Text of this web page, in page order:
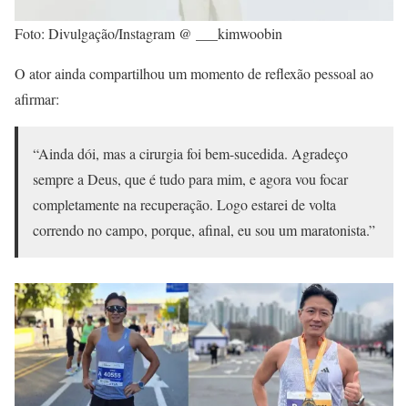
Foto: Divulgação/Instagram @ ___kimwoobin
O ator ainda compartilhou um momento de reflexão pessoal ao
afirmar:
“Ainda dói, mas a cirurgia foi bem-sucedida. Agradeço
sempre a Deus, que é tudo para mim, e agora vou focar
completamente na recuperação. Logo estarei de volta
correndo no campo, porque, afinal, eu sou um maratonista.”